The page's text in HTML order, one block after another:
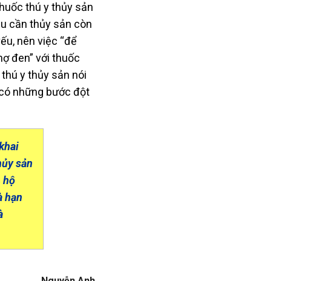
thú y thủy sản
cần thủy sản còn
nên việc “để
đen” với thuốc
y thủy sản nói
những bước đột
sản
hộ
hạn